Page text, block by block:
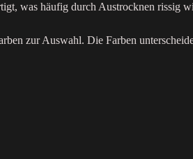
was häufig durch Austrocknen rissig
zur Auswahl. Die Farben